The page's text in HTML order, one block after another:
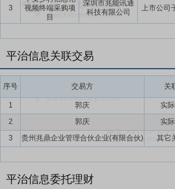
3
视频终端采购项
目
深圳市兆能讯通
科技有限公司
上市公司
平治信息关联交易
序号 交易方 关
1 郭庆 实
2
郭庆 实
3
贵州兆鼎企业管理合伙企业(有限合伙) 其它
平治信息委托理财